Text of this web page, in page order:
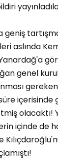
geniş
aslında
genel
içerisinde
olacaktı!
içinde de